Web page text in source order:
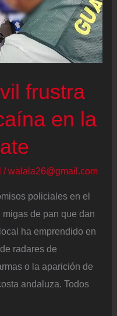
frustra
en la
/walala26@gmail.com
policiales en el
de pan que dan
ha emprendido en
radares de
o la aparición de
andaluza. Todos